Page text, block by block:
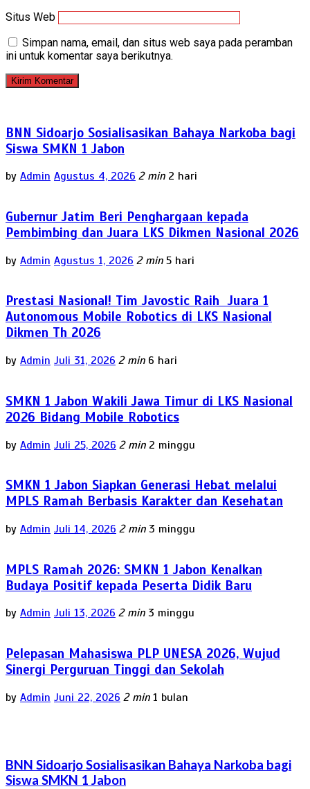
Situs Web
Simpan nama, email, dan situs web saya pada peramban
ini untuk komentar saya berikutnya.
BNN Sidoarjo Sosialisasikan Bahaya Narkoba bagi
Siswa SMKN 1 Jabon
by Admin Agustus 4, 2026 2 min 2 hari
Gubernur Jatim Beri Penghargaan kepada
Pembimbing dan Juara LKS Dikmen Nasional 2026
by Admin Agustus 1, 2026 2 min 5 hari
Prestasi Nasional! Tim Javostic Raih Juara 1
Autonomous Mobile Robotics di LKS Nasional
Dikmen Th 2026
by Admin Juli 31, 2026 2 min 6 hari
SMKN 1 Jabon Wakili Jawa Timur di LKS Nasional
2026 Bidang Mobile Robotics
by Admin Juli 25, 2026 2 min 2 minggu
SMKN 1 Jabon Siapkan Generasi Hebat melalui
MPLS Ramah Berbasis Karakter dan Kesehatan
by Admin Juli 14, 2026 2 min 3 minggu
MPLS Ramah 2026: SMKN 1 Jabon Kenalkan
Budaya Positif kepada Peserta Didik Baru
by Admin Juli 13, 2026 2 min 3 minggu
Pelepasan Mahasiswa PLP UNESA 2026, Wujud
Sinergi Perguruan Tinggi dan Sekolah
by Admin Juni 22, 2026 2 min 1 bulan
BNN Sidoarjo Sosialisasikan Bahaya Narkoba bagi
Siswa SMKN 1 Jabon